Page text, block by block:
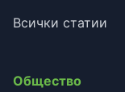
Всички статии
Общество